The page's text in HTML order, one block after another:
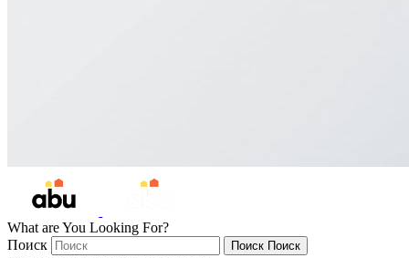
What are You Looking For?
Поиск
Поиск Поиск